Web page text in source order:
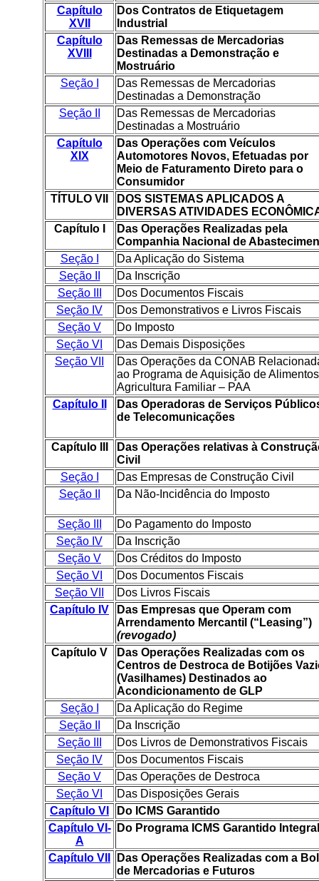
Capítulo
XVII
Dos Contratos de Etiquetagem
Industrial
Capítulo
XVIII
Das Remessas de Mercadorias
Destinadas a Demonstração e
Mostruário
Seção I
Das Remessas de Mercadorias
Destinadas a Demonstração
Seção II
Das Remessas de Mercadorias
Destinadas a Mostruário
Capítulo
XIX
Das Operações com Veículos
Automotores Novos, Efetuadas por
Meio de Faturamento Direto para o
Consumidor
TÍTULO VII
DOS SISTEMAS APLICADOS A
DIVERSAS ATIVIDADES
Capítulo I
Das Operações Realizadas pela
Companhia Nacional de
Seção I
Da Aplicação do Sistema
Seção II
Da Inscrição
Seção III
Dos Documentos Fiscais
Seção IV
Dos Demonstrativos e Livros Fiscais
Seção V
Do Imposto
Seção VI
Das Demais Disposições
Seção VII
Das Operações da CONAB
ao Programa de Aquisição de
Agricultura Familiar – PAA
Capítulo II
Das Operadoras de Serviços
de Telecomunicações
Capítulo III
Das Operações relativas à
Civil
Seção I
Das Empresas de Construção Civil
Seção II
Da Não-Incidência do Imposto
Seção III
Do Pagamento do Imposto
Seção IV
Da Inscrição
Seção V
Dos Créditos do Imposto
Seção VI
Dos Documentos Fiscais
Seção VII
Dos Livros Fiscais
Capítulo IV
Das Empresas que Operam com
Arrendamento Mercantil (“Leasing”)
(revogado)
Capítulo V
Das Operações Realizadas com os
Centros de Destroca de Botijões
(Vasilhames) Destinados ao
Acondicionamento de GLP
Seção I
Da Aplicação do Regime
Seção II
Da Inscrição
Seção III
Dos Livros de Demonstrativos Fiscais
Seção IV
Dos Documentos Fiscais
Seção V
Das Operações de Destroca
Seção VI
Das Disposições Gerais
Capítulo VI
Do ICMS Garantido
Capítulo VI-
A
Do Programa ICMS Garantido Integral
Capítulo VII
Das Operações Realizadas com a
de Mercadorias e Futuros